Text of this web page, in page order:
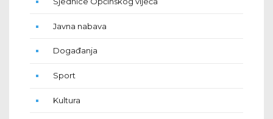
Javna nabava
Događanja
Sport
Kultura